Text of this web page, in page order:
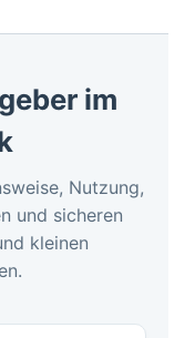
im
Nutzung,
und sicheren
kleinen